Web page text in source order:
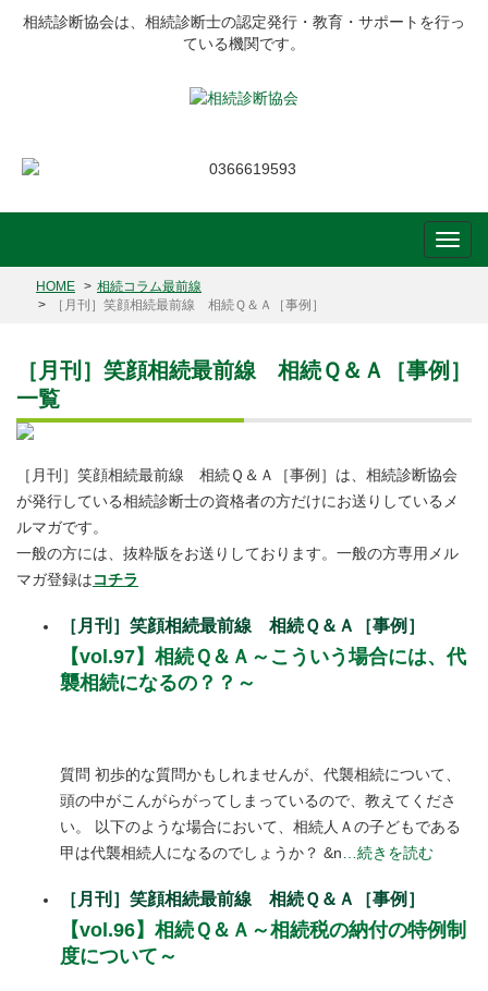
相続診断協会は、相続診断士の認定発行・教育・サポートを行っ
ている機関です。
HOME
相続コラム最前線
［月刊］笑顔相続最前線 相続Ｑ＆Ａ［事例］
［月刊］笑顔相続最前線 相続Ｑ＆Ａ［事例］
一覧
［月刊］笑顔相続最前線 相続Ｑ＆Ａ［事例］は、相続診断協会
が発行している相続診断士の資格者の方だけにお送りしているメ
ルマガです。
一般の方には、抜粋版をお送りしております。一般の方専用メル
マガ登録はコチラ
［月刊］笑顔相続最前線 相続Ｑ＆Ａ［事例］
【vol.97】相続Ｑ＆Ａ～こういう場合には、代
襲相続になるの？？～
質問 初歩的な質問かもしれませんが、代襲相続について、
頭の中がこんがらがってしまっているので、教えてくださ
い。 以下のような場合において、相続人Ａの子どもである
甲は代襲相続人になるのでしょうか？ &n …続きを読む
［月刊］笑顔相続最前線 相続Ｑ＆Ａ［事例］
【vol.96】相続Ｑ＆Ａ～相続税の納付の特例制
度について～